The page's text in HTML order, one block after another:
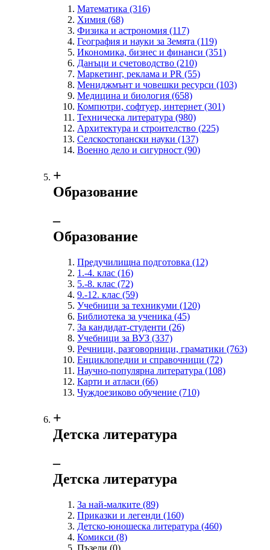
Математика (316)
Химия (68)
Физика и астрономия (117)
География и науки за Земята (119)
Икономика, бизнес и финанси (351)
Данъци и счетоводство (210)
Маркетинг, реклама и PR (55)
Мениджмънт и човешки ресурси (103)
Медицина и биология (658)
Компютри, софтуер, интернет (301)
Техническа литература (980)
Архитектура и строителство (225)
Селскостопански науки (137)
Военно дело и сигурност (90)
+
Образование
‒
Образование
Предучилищна подготовка (12)
1.-4. клас (16)
5.-8. клас (72)
9.-12. клас (59)
Учебници за техникуми (120)
Библиотека за ученика (45)
За кандидат-студенти (26)
Учебници за ВУЗ (337)
Речници, разговорници, граматики (763)
Енциклопедии и справочници (72)
Научно-популярна литература (108)
Карти и атласи (66)
Чуждоезиково обучение (710)
+
Детска литература
‒
Детска литература
За най-малките (89)
Приказки и легенди (160)
Детско-юношеска литература (460)
Комикси (8)
Пъзели (0)